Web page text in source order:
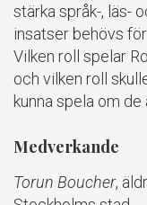
stärka språk-, läs-
insatser behövs
Vilken roll spelar
och vilken roll
kunna spela om
Medverkande
Torun Boucher,